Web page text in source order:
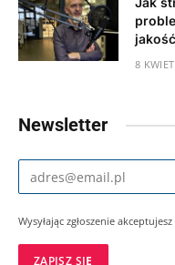
8
Newsletter
Wysyłając zgłoszenie akceptujesz